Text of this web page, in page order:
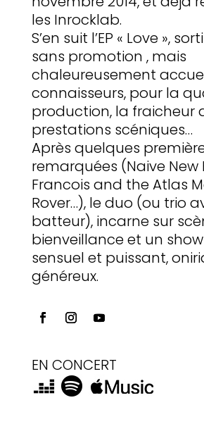
les Inrocklab.
S’en suit l’EP « Love »,
sans promotion , mais
chaleureusement
connaisseurs, pour la
production, la fraicheur
prestations scéniques…
Après quelques
remarquées (Naive New
Francois and the Atlas
Rover…), le duo (ou trio
batteur), incarne sur
bienveillance et un
sensuel et puissant,
généreux.
EN CONCERT